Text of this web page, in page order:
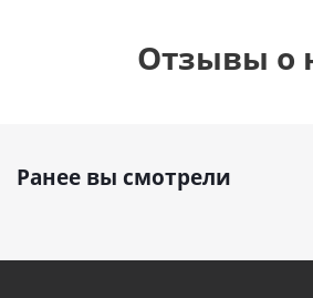
Отзывы о
Ранее вы смотрели